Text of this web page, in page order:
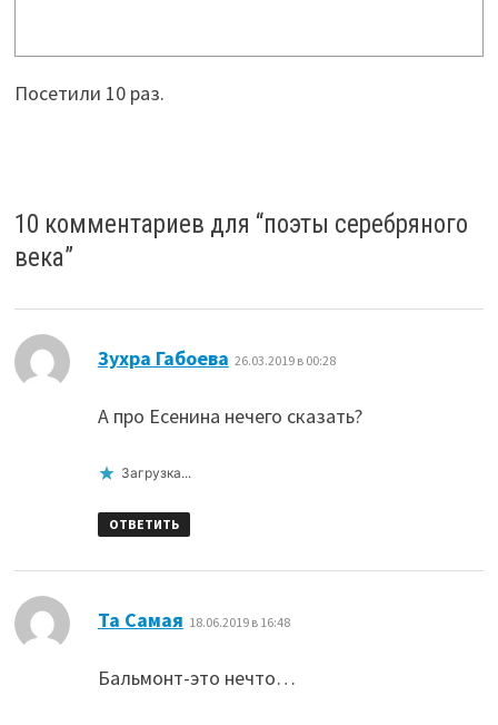
Посетили 10 раз.
10 комментариев для “поэты серебряного
века”
Зухра Габоева 26.03.2019 в 00:28
А про Есенина нечего сказать?
Загрузка...
ОТВЕТИТЬ
Та Самая 18.06.2019 в 16:48
Бальмонт-это нечто…